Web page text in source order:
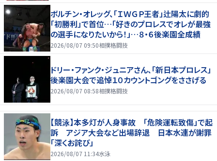
ボルチン・オレッグ、「ＩＷＧＰ王者」辻陽太に劇的
「初勝利」で首位…「好きのプロレスでオレが最強
の選手になりたいから！」…８・６後楽園全成績
2026/08/07 09:50相撲格闘技
ドリー・ファンク・ジュニアさん、「新日本プロレス」
後楽園大会で追悼１０カウントゴングをささげる
2026/08/07 08:58相撲格闘技
【競泳】本多灯が人身事故 「危険運転致傷」で起
訴 アジア大会など出場辞退 日本水連が謝罪
「深くお詫び」
2026/08/07 11:34水泳